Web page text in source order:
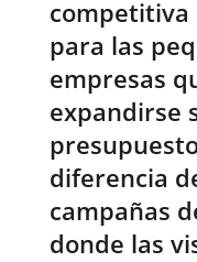
para las
empresas
expandirse
diferencia
campañas
donde las